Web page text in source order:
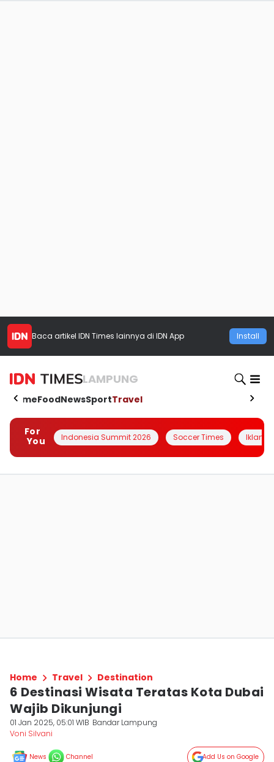
Baca artikel IDN Times lainnya di IDN App Install
LAMPUNG
HomeFoodNewsSportTravel
For
You
Indonesia Summit 2026 Soccer Times Iklanin
Home Travel Destination
6 Destinasi Wisata Teratas Kota Dubai
Wajib Dikunjungi
01 Jan 2025, 05:01 WIB Bandar Lampung
Voni Silvani
News Channel Add Us on Google